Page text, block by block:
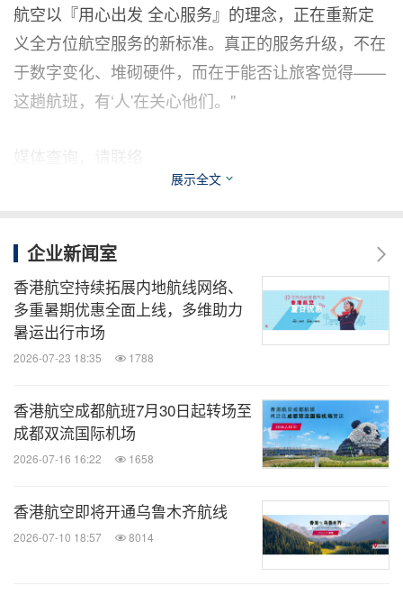
航空以『用心出发 全心服务』的理念，正在重新定
义全方位航空服务的新标准。真正的服务升级，不在
于数字变化、堆砌硬件，而在于能否让旅客觉得——
这趟航班，有‘人'在关心他们。"
电邮： corpcomm@hkairlines.com
电话：+852 6461 4382
Hong Kong Airlines Ltd
Website:www.hkairlines.com
消息来源：香港航空有限公司（Hong Kong Airlines
Limited）
微信公众号“全球旅报”发布最新的全球旅游产
业、OTA(在线旅游)、航空公司、飞机制造、
酒店行业最新动态。扫描二维码，立即订
展示全文
企业新闻室
香港航空持续拓展内地航线网络、
多重暑期优惠全面上线，多维助力
暑运出行市场
2026-07-23 18:35 1788
香港航空成都航班7月30日起转场至
成都双流国际机场
2026-07-16 16:22 1658
香港航空即将开通乌鲁木齐航线
2026-07-10 18:57 8014